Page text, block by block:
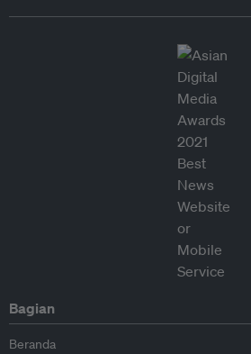
Bagian
Beranda